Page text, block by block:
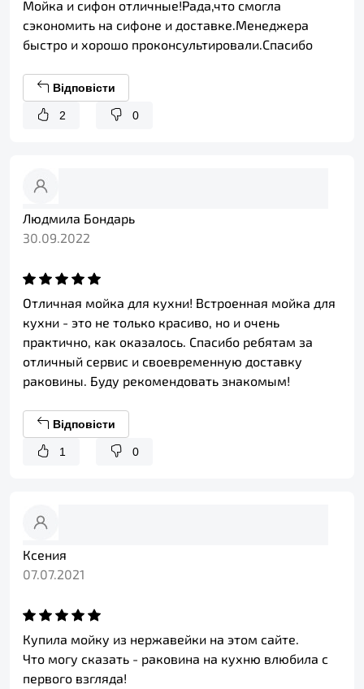
Мойка и сифон отличные!Рада,что смогла
сэкономить на сифоне и доставке.Менеджера
быстро и хорошо проконсультировали.Спасибо
Відповісти
2 0
Людмила Бондарь
30.09.2022
Отличная мойка для кухни! Встроенная мойка для
кухни - это не только красиво, но и очень
практично, как оказалось. Спасибо ребятам за
отличный сервис и своевременную доставку
раковины. Буду рекомендовать знакомым!
Відповісти
1 0
Ксения
07.07.2021
Купила мойку из нержавейки на этом сайте.
Что могу сказать - раковина на кухню влюбила с
первого взгляда!